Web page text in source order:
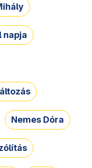
napja
Nemes Dóra